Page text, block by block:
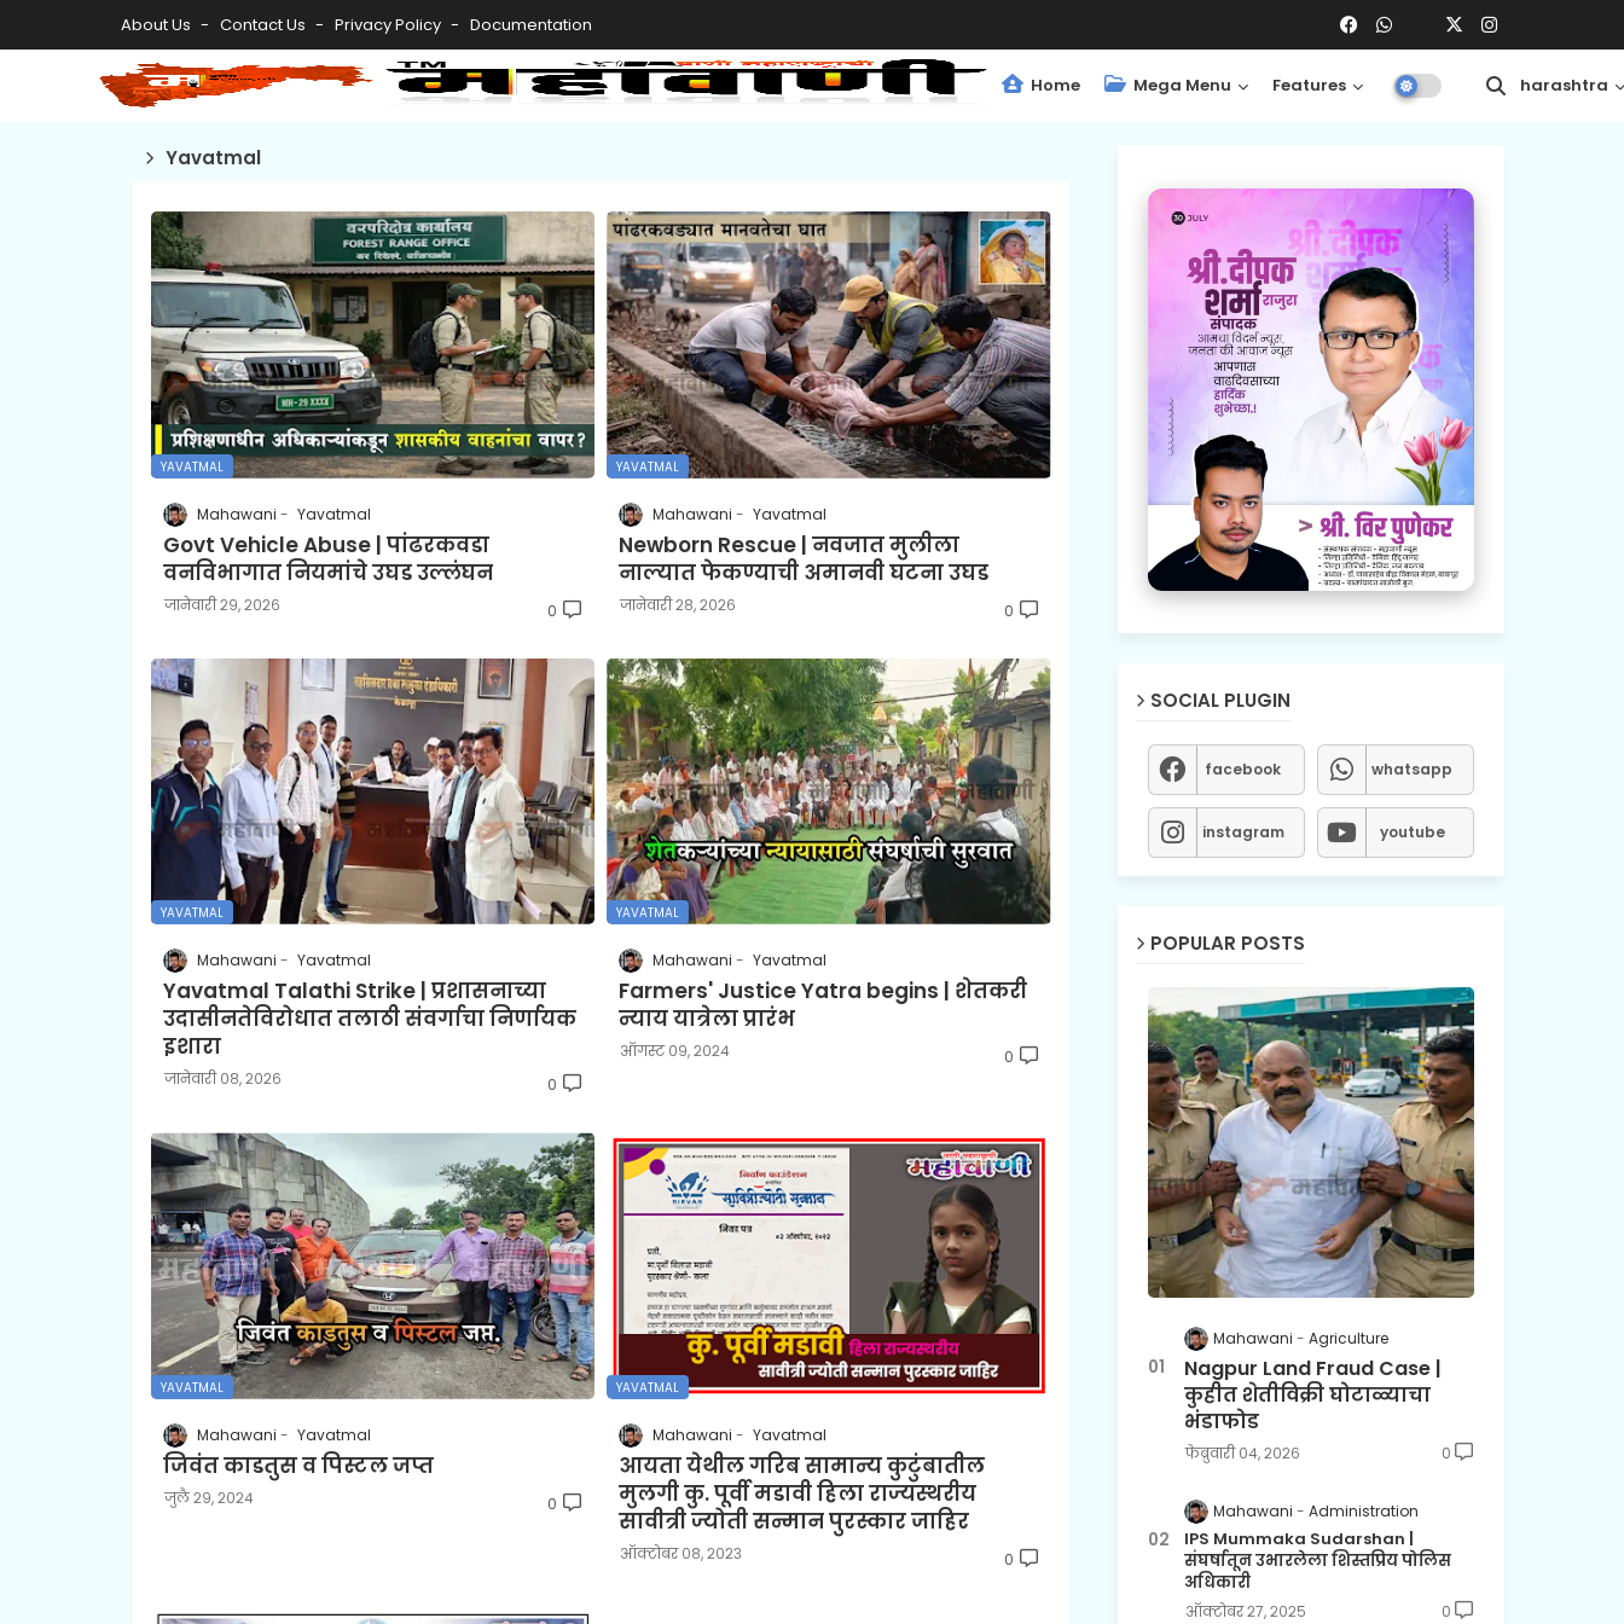
About Us Contact Us Privacy Policy Documentation
Home Mega Menu Features Central Maharashtra
Yavatmal
YAVATMAL
Mahawani Yavatmal
Govt Vehicle Abuse | पांढरकवडा
वनविभागात नियमांचे उघड उल्लंघन
जानेवारी २९, २०२६ 0
YAVATMAL
Mahawani Yavatmal
Newborn Rescue | नवजात मुलीला
नाल्यात फेकण्याची अमानवी घटना उघड
जानेवारी २८, २०२६ 0
YAVATMAL
Mahawani Yavatmal
Yavatmal Talathi Strike | प्रशासनाच्या
उदासीनतेविरोधात तलाठी संवर्गाचा निर्णायक
इशारा
जानेवारी ०८, २०२६ 0
YAVATMAL
Mahawani Yavatmal
Farmers' Justice Yatra begins | शेतकरी
न्याय यात्रेला प्रारंभ
ऑगस्ट ०९, २०२४ 0
YAVATMAL
Mahawani Yavatmal
जिवंत काडतुस व पिस्टल जप्त
जुलै २९, २०२४ 0
YAVATMAL
Mahawani Yavatmal
आयता येथील गरिब सामान्य कुटुंबातील
मुलगी कु. पूर्वी मडावी हिला राज्यस्थरीय
सावीत्री ज्योती सन्मान पुरस्कार जाहिर
ऑक्टोबर ०८, २०२३ 0
SOCIAL PLUGIN
facebook whatsapp
instagram youtube
POPULAR POSTS
Mahawani Agriculture
Nagpur Land Fraud Case |
कुहीत शेतीविक्री घोटाळ्याचा
भंडाफोड
फेब्रुवारी ०४, २०२६ 0
Mahawani Administration
IPS Mummaka Sudarshan |
संघर्षातून उभारलेला शिस्तप्रिय पोलिस
अधिकारी
ऑक्टोबर २७, २०२५ 0